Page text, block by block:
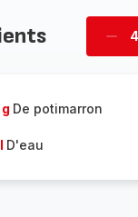
De potimarron
D'eau